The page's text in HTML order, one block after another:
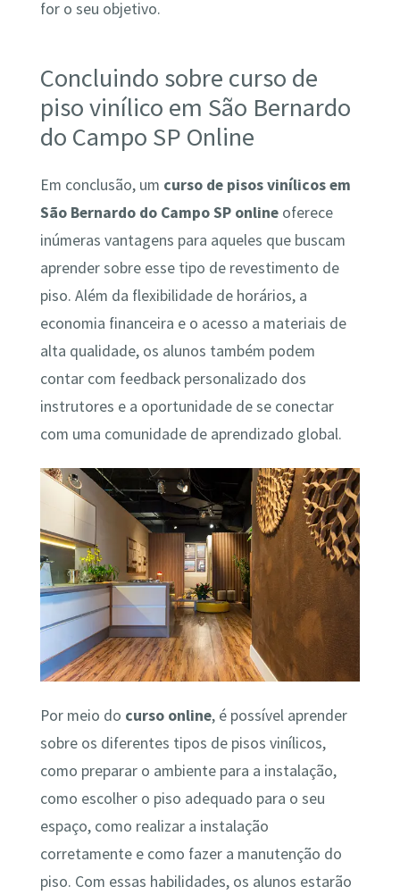
for o seu objetivo.
Concluindo sobre curso de
piso vinílico em São Bernardo
do Campo SP Online
Em conclusão, um curso de pisos vinílicos em
São Bernardo do Campo SP onlineoferece
inúmeras vantagens para aqueles que buscam
aprender sobre esse tipo de revestimento de
piso. Além da flexibilidade de horários, a
economia financeira e o acesso a materiais de
alta qualidade, os alunos também podem
contar com feedback personalizado dos
instrutores e a oportunidade de se conectar
com uma comunidade de aprendizado global.
Por meio do curso online, é possível aprender
sobre os diferentes tipos de pisos vinílicos,
como preparar o ambiente para a instalação,
como escolher o piso adequado para o seu
espaço, como realizar a instalação
corretamente e como fazer a manutenção do
piso. Com essas habilidades, os alunos estarão